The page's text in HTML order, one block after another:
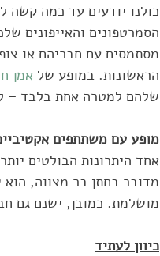
כולנו יודעים עד כמה קשה
הסמרטפונים והאייפונים
מסתמסים עם חבריהם או
הראשונות. במופע של אמן
שלהם למטרה אחת בלבד –
מופע עם משתתפים
אחד היתרונות הבולטים
מדובר בחתן בר מצווה, הוא
מושלמת. כמובן, ישנם גם
כיוון לעתיד